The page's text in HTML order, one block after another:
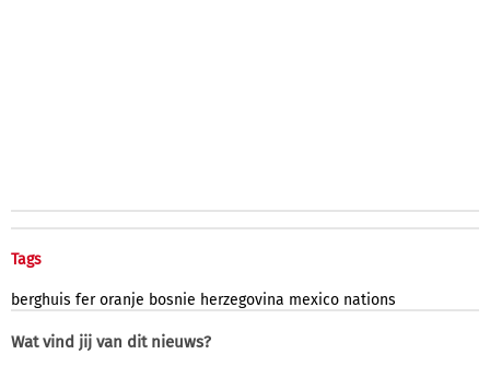
Tags
berghuis fer oranje bosnie herzegovina mexico nations
Wat vind jij van dit nieuws?